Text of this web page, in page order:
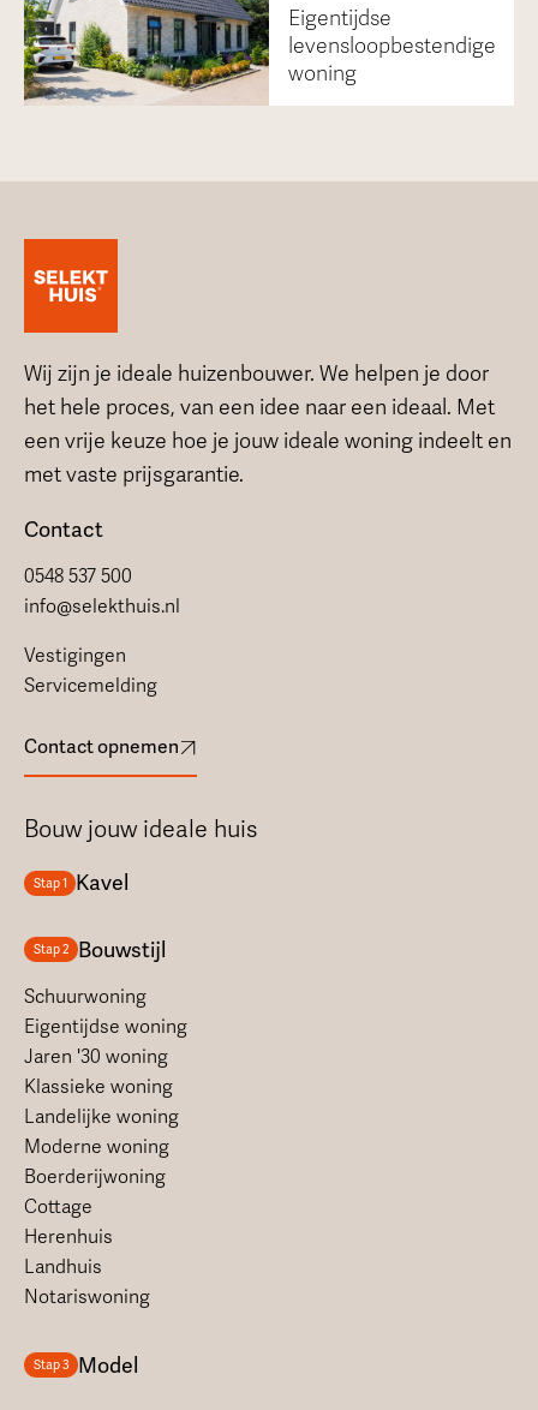
Eigentijdse
levensloopbestendige
woning
Wij zijn je ideale huizenbouwer. We helpen je door
het hele proces, van een idee naar een ideaal. Met
een vrije keuze hoe je jouw ideale woning indeelt en
met vaste prijsgarantie.
Contact
0548 537 500
info@selekthuis.nl
Vestigingen
Servicemelding
Contact opnemen
Bouw jouw ideale huis
Stap 1 Kavel
Stap 2 Bouwstijl
Schuurwoning
Eigentijdse woning
Jaren '30 woning
Klassieke woning
Landelijke woning
Moderne woning
Boerderijwoning
Cottage
Herenhuis
Landhuis
Notariswoning
Stap 3 Model